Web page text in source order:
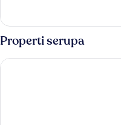
Superior
Double
Room
Properti serupa
Bandara On Sea